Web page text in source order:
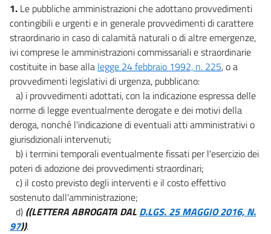
11
12
Capo II
Obblighi di pubblicazione concernenti l'organizzazione e l'attività
delle pubbliche amministrazioni
13
14
15
15 bis
15 ter
16
17
1. Le pubbliche amministrazioni che adottano provvedimenti
contingibili e urgenti e in generale provvedimenti di carattere
straordinario in caso di calamità naturali o di altre emergenze,
ivi comprese le amministrazioni commissariali e straordinarie
costituite in base alla legge 24 febbraio 1992, n. 225, o a
provvedimenti legislativi di urgenza, pubblicano:
a) i provvedimenti adottati, con la indicazione espressa delle
norme di legge eventualmente derogate e dei motivi della
deroga, nonché l'indicazione di eventuali atti amministrativi o
giurisdizionali intervenuti;
b) i termini temporali eventualmente fissati per l'esercizio dei
poteri di adozione dei provvedimenti straordinari;
c) il costo previsto degli interventi e il costo effettivo
sostenuto dall'amministrazione;
d) ((LETTERA ABROGATA DAL D.LGS. 25 MAGGIO 2016, N.
97)).